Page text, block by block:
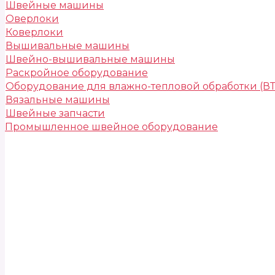
Швейные машины
Оверлоки
Коверлоки
Вышивальные машины
Швейно-вышивальные машины
Раскройное оборудование
Оборудование для влажно-тепловой обработки
Вязальные машины
Швейные запчасти
Промышленное швейное оборудование